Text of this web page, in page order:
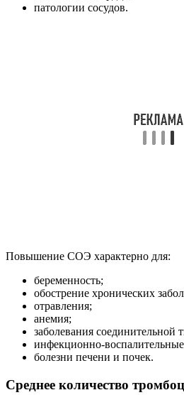
патологии сосудов.
Повышение СОЭ характерно для:
беременность;
обострение хронических
отравления;
анемия;
заболевания соединительной
инфекционно-воспалительные
болезни печени и почек.
Среднее количество